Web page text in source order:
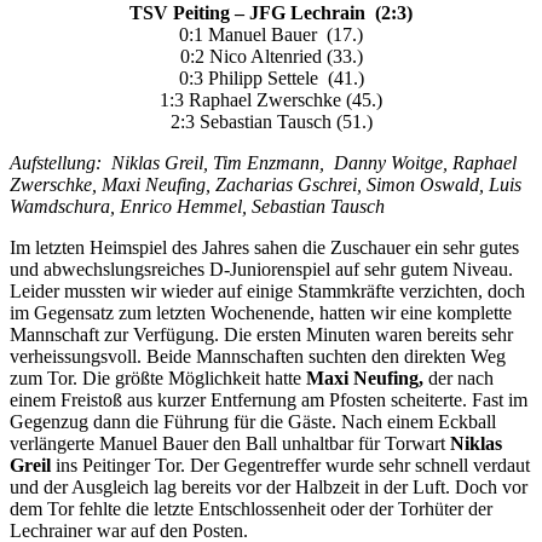
TSV Peiting – JFG Lechrain (2:3)
0:1 Manuel Bauer (17.)
0:2 Nico Altenried (33.)
0:3 Philipp Settele (41.)
1:3 Raphael Zwerschke (45.)
2:3 Sebastian Tausch (51.)
Aufstellung: Niklas Greil, Tim Enzmann, Danny Woitge, Raphael
Zwerschke, Maxi Neufing, Zacharias Gschrei, Simon Oswald, Luis
Wamdschura, Enrico Hemmel, Sebastian Tausch
Im letzten Heimspiel des Jahres sahen die Zuschauer ein sehr gutes
und abwechslungsreiches D-Juniorenspiel auf sehr gutem Niveau.
Leider mussten wir wieder auf einige Stammkräfte verzichten, doch
im Gegensatz zum letzten Wochenende, hatten wir eine komplette
Mannschaft zur Verfügung. Die ersten Minuten waren bereits sehr
verheissungsvoll. Beide Mannschaften suchten den direkten Weg
zum Tor. Die größte Möglichkeit hatte Maxi Neufing, der nach
einem Freistoß aus kurzer Entfernung am Pfosten scheiterte. Fast im
Gegenzug dann die Führung für die Gäste. Nach einem Eckball
verlängerte Manuel Bauer den Ball unhaltbar für Torwart Niklas
Greil ins Peitinger Tor. Der Gegentreffer wurde sehr schnell verdaut
und der Ausgleich lag bereits vor der Halbzeit in der Luft. Doch vor
dem Tor fehlte die letzte Entschlossenheit oder der Torhüter der
Lechrainer war auf den Posten.